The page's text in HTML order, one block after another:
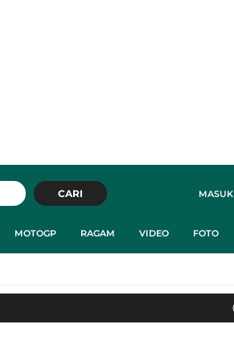
MASUK
CARI
MOTOGP RAGAM VIDEO FOTO